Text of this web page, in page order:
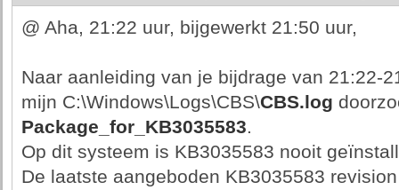
@ Aha, 21:22 uur, bijgewerkt 21:50 uur,
Naar aanleiding van je bijdrage van 21:22-
mijn C:\Windows\Logs\CBS\CBS.log
Package_for_KB3035583.
Op dit systeem is KB3035583 nooit
De laatste aangeboden KB3035583